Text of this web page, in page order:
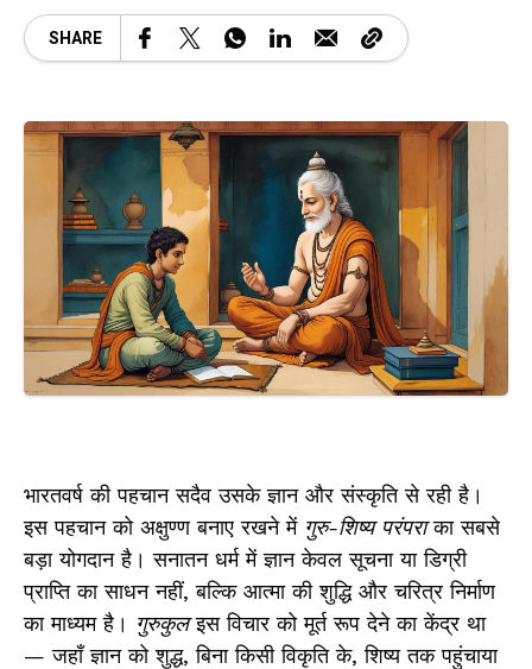
SHARE
भारतवर्ष की पहचान सदैव उसके ज्ञान और संस्कृति से रही है।
इस पहचान को अक्षुण्ण बनाए रखने में गुरु-शिष्य परंपराका सबसे
बड़ा योगदान है। सनातन धर्म में ज्ञान केवल सूचना या डिग्री
प्राप्ति का साधन नहीं, बल्कि आत्मा की शुद्धि और चरित्र निर्माण
का माध्यम है। गुरुकुलइस विचार को मूर्त रूप देने का केंद्र था
— जहाँ ज्ञान को शुद्ध, बिना किसी विकृति के, शिष्य तक पहुंचाया